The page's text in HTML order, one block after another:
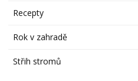
Recepty
Rok v zahradě
Střih stromů